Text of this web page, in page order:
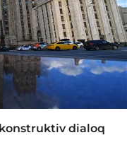
konstruktiv dialoq